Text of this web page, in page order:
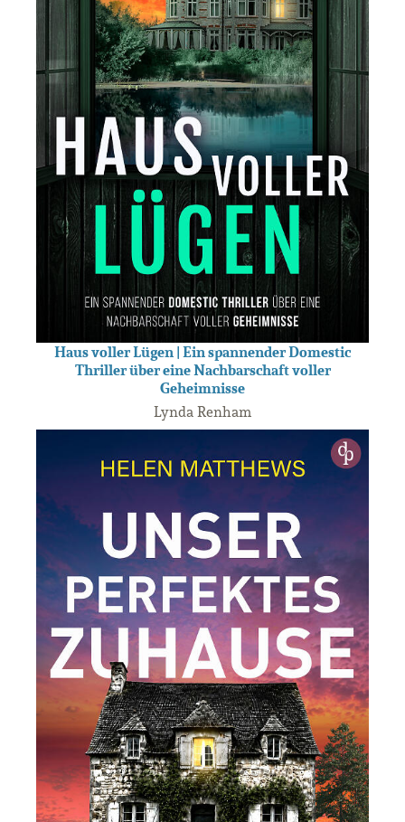
Haus voller Lügen | Ein spannender Domestic
Thriller über eine Nachbarschaft voller
Geheimnisse
Lynda Renham